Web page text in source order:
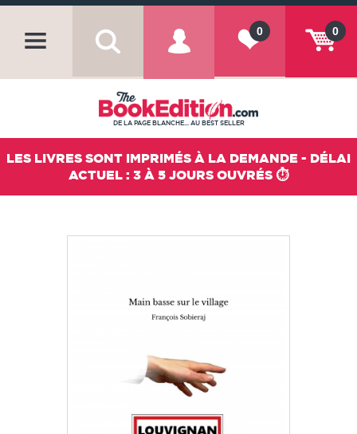
0
0
DE LA PAGE BLANCHE... AU BEST SELLER
LES LIVRES SONT IMPRIMÉS À LA DEMANDE - DÉLAI
ACTUEL : 3 À 5 JOURS OUVRÉS ⏱️